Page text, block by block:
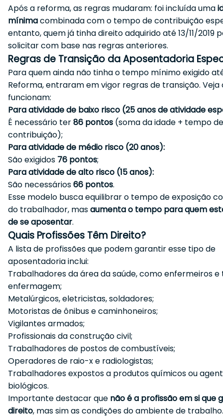
Após a reforma, as regras mudaram: foi incluída uma
mínimacombinada com o tempo de contribuição
entanto, quem já tinha direito adquirido até 13/11/2019
solicitar com base nas regras anteriores.
Regras de Transição da Aposentadoria
Para quem ainda não tinha o tempo mínimo exigido
Reforma, entraram em vigor regras de transição. Veja
funcionam:
Para atividade de baixo risco (25 anos de atividade
É necessário ter86 pontos (soma da idade + tempo de
contribuição);
Para atividade de médio risco (20 anos):
São exigidos 76 pontos;
Para atividade de alto risco (15 anos):
São necessários66 pontos.
Esse modelo busca equilibrar o tempo de exposição
do trabalhador, masaumenta o tempo para quem
de se aposentar.
Quais Profissões Têm Direito?
A lista de profissões que podem garantir esse tipo de
aposentadoria inclui:
Trabalhadores da área da saúde, como enfermeiros
enfermagem;
Metalúrgicos, eletricistas, soldadores;
Motoristas de ônibus e caminhoneiros;
Vigilantes armados;
Profissionais da construção civil;
Trabalhadores de postos de combustíveis;
Operadores de raio-x e radiologistas;
Trabalhadores expostos a produtos químicos ou
biológicos.
Importante destacar que não é a profissão em si que
direito, mas sim as condições do ambiente de trabalho.